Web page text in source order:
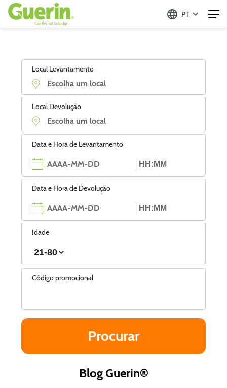
PT
Local Levantamento
Local Devolução
Data e Hora de Levantamento
Data e Hora de Devolução
Idade
Código promocional
Blog Guerin®